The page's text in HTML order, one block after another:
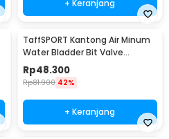
+ Keranjang
TaffSPORT Kantong Air Minum
Water Bladder Bit Valve
Hydration Bag 2L - SD16
Rp48.300
Rp81.900 42%
+ Keranjang